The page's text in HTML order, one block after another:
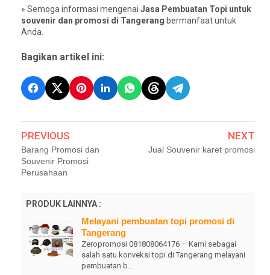
» Semoga informasi mengenai Jasa Pembuatan Topi untuk
souvenir dan promosi di Tangerang bermanfaat untuk
Anda.
Bagikan artikel ini:
PREVIOUS
Barang Promosi dan
Souvenir Promosi
Perusahaan
NEXT
Jual Souvenir karet promosi
PRODUK LAINNYA :
Melayani pembuatan topi promosi di
Tangerang
Zeropromosi 081808064176 – Kami sebagai
salah satu konveksi topi di Tangerang melayani
pembuatan b…